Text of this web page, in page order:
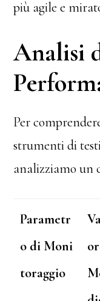
più agile e
Analisi
Per
strumenti di
analizziamo un
Parametr
o di Moni
toraggio